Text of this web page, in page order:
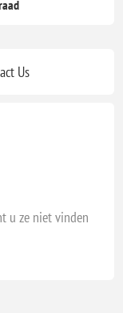
Us
u ze niet vinden